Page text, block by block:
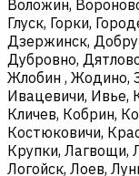
Воложин,
Глуск, Горки,
Дзержинск,
Дубровно,
Жлобин , Жодино,
Ивацевичи, Ивье,
Кличев, Кобрин,
Костюковичи,
Крупки, Лагвощи,
Логойск, Лоев,